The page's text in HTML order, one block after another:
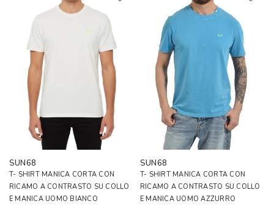
SUN68
T- SHIRT MANICA CORTA CON
RICAMO A CONTRASTO SU COLLO
E MANICA UOMO BIANCO
SUN68
T- SHIRT MANICA CORTA CON
RICAMO A CONTRASTO SU COLLO
E MANICA UOMO AZZURRO